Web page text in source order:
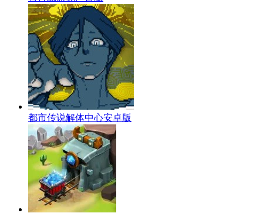
都市传说解体中心安卓版